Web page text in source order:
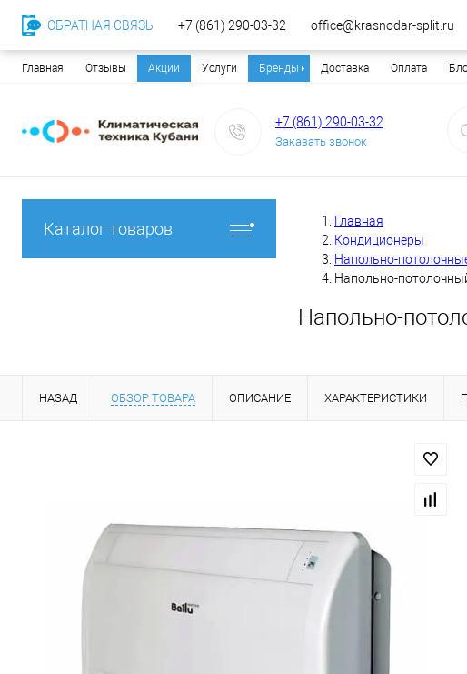
Главная Отзывы Акции Услуги Бренды Доставка Оплата
+7 (861) 290-03-32
Заказать звонок
Каталог товаров
Главная
Кондиционеры
Напольно-
Напольно-
Напольно-
НАЗАД ОБЗОР ТОВАРА ОПИСАНИЕ ХАРАКТЕРИСТИКИ
ОБРАТНАЯ СВЯЗЬ +7 (861) 290-03-32 office@krasnodar-split.ru